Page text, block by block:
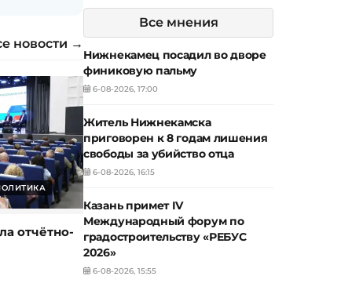
новости →
отчётно-
Все мнения
Нижнекамец посадил во дворе
финиковую пальму
6-08-2026, 17:00
Житель Нижнекамска
приговорен к 8 годам лишения
свободы за убийство отца
6-08-2026, 16:15
Казань примет IV
Международный форум по
градостроительству «РЕБУС
2026»
6-08-2026, 15:55